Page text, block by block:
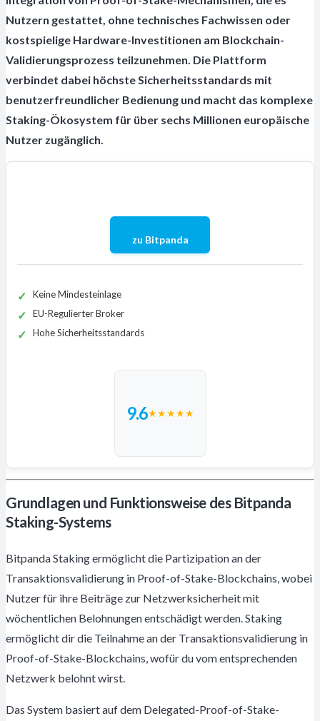
Nutzern gestattet, ohne technisches Fachwissen oder
kostspielige Hardware-Investitionen am Blockchain-
Validierungsprozess teilzunehmen. Die Plattform
verbindet dabei höchste Sicherheitsstandards mit
benutzerfreundlicher Bedienung und macht das komplexe
Staking-Ökosystem für über sechs Millionen europäische
Nutzer zugänglich.
zu Bitpanda
Keine Mindesteinlage
EU-Regulierter Broker
Hohe Sicherheitsstandards
9.6★★★★★
Grundlagen und Funktionsweise des Bitpanda
Staking-Systems
Bitpanda Staking ermöglicht die Partizipation an der
Transaktionsvalidierung in Proof-of-Stake-Blockchains, wobei
Nutzer für ihre Beiträge zur Netzwerksicherheit mit
wöchentlichen Belohnungen entschädigt werden. Staking
ermöglicht dir die Teilnahme an der Transaktionsvalidierung in
Proof-of-Stake-Blockchains, wofür du vom entsprechenden
Netzwerk belohnt wirst.
Das System basiert auf dem Delegated-Proof-of-Stake-